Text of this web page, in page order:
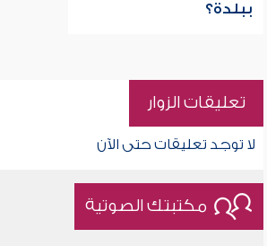
ببلدة؟
تعليقات الزوار
لا توجد تعليقات حتى الآن
مكتبتك الصوتية